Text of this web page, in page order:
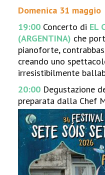
Domenica 31 maggio
19:00 Concerto di EL
(ARGENTINA) che
pianoforte,
creando uno
irresistibilmente
20:00 Degustazione
preparata dalla Chef